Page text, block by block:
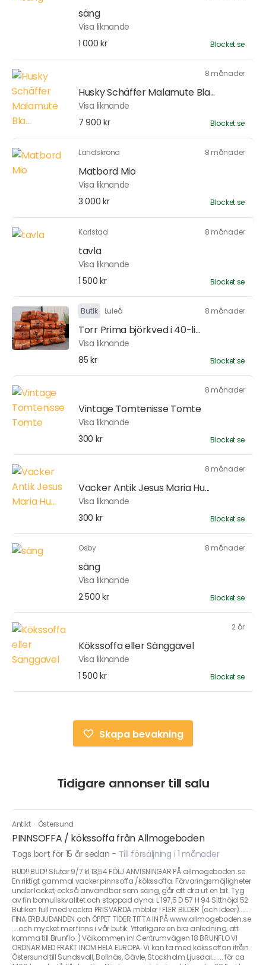
säng
Visa liknande
1 000 kr
Blocket.se
8 månader
Husky Schäffer Malamute Bla...
Visa liknande
7 900 kr
Blocket.se
Landskrona 8 månader
Matbord Mio
Visa liknande
3 000 kr
Blocket.se
Karlstad 8 månader
tavla
Visa liknande
1 500 kr
Blocket.se
Butik Luleå 8 månader
Torr Prima björkved i 40-li...
Visa liknande
85 kr
Blocket.se
8 månader
Vintage Tomtenisse Tomte
Visa liknande
300 kr
Blocket.se
8 månader
Vacker Antik Jesus Maria Hu...
Visa liknande
300 kr
Blocket.se
Osby 8 månader
säng
Visa liknande
2 500 kr
Blocket.se
2 år
Kökssoffa eller Sänggavel
Visa liknande
1 500 kr
Blocket.se
Skapa bevakning
Tidigare annonser till salu
Antikt · Östersund
PINNSOFFA / kökssoffa från Allmogeboden
Togs bort för 15 år sedan - Till försäljning i 1 månader
BUD!! BUD!! Slutar 9/7 kl 13,54 FÖLJ ANVISNINGAR PÅ allmogeboden.se
En riktigt gammal vacker pinnsoffa /kökssoffa. Förvaringsmöjligheter
under locket, också användbar som säng, går att dra ut en bit. Tyg
av fin bomullskvalitet och stoppad dyna. L 197,5 D 57 H 94 Sitthöjd 52
Butiken full med vackra PRISVÄRDA möbler ! FLER BILDER (och ideer).......
FINA ERBJUDANDEN och ÖPPET TIDER TITTA IN PÅ www.allmogeboden.se
....och mycket mer finns i vår butik. Ytterligare en bra anledning, att
komma till Brunflo :) Välkommen in! Centrumvägen 18 BRUNFLO VI
ORDNAR MED FRAKT INOM HELA EUROPA. Vi kan ta med kökssoffan ifrån
Östersund till Sundsvall, Bollnäs, Gävle, Stockholm Ljusdal....... för ca